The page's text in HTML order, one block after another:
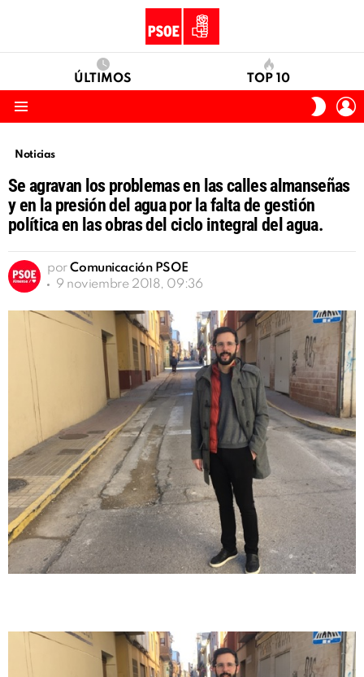
ÚLTIMOS TOP 10
SKIN
Noticias
Se agravan los problemas en las calles almanseñas
y en la presión del agua por la falta de gestión
política en las obras del ciclo integral del agua.
por Comunicación PSOE
9 noviembre 2018, 09:36